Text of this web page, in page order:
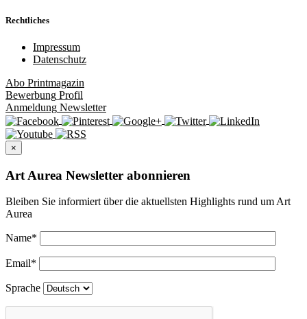
Rechtliches
Impressum
Datenschutz
Abo Printmagazin
Bewerbung Profil
Anmeldung Newsletter
×
Art Aurea Newsletter abonnieren
Bleiben Sie informiert über die aktuellsten Highlights rund um Art
Aurea
Name*
Email*
Sprache